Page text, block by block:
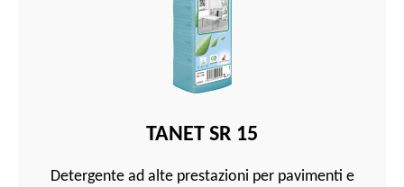
TANET SR 15
Detergente ad alte prestazioni per pavimenti e